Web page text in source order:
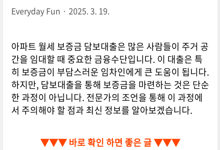
Everyday Fun 2025. 3. 19.
아파트 월세 보증금 담보대출은 많은 사람들이 주거 공
간을 임대할 때 중요한 금융수단입니다. 이 대출은 특
히 보증금이 부담스러운 임차인에게 큰 도움이 됩니다.
하지만, 담보대출을 통해 보증금을 마련하는 것은 단순
한 과정이 아닙니다. 전문가의 조언을 통해 이 과정에
서 주의해야 할 점과 최신 정보를 알아보겠습니다.
▼▼▼ 바로 확인 하면 좋은 글 ▼▼▼